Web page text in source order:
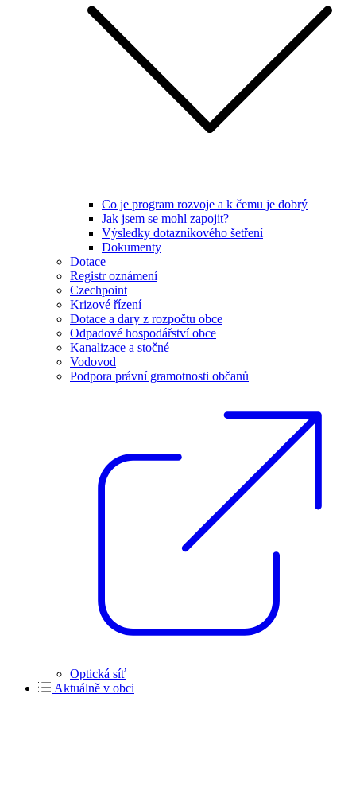
Co je program rozvoje a k čemu je dobrý
Jak jsem se mohl zapojit?
Výsledky dotazníkového šetření
Dokumenty
Dotace
Registr oznámení
Czechpoint
Krizové řízení
Dotace a dary z rozpočtu obce
Odpadové hospodářství obce
Kanalizace a stočné
Vodovod
Podpora právní gramotnosti občanů
Optická síť
Aktuálně v obci